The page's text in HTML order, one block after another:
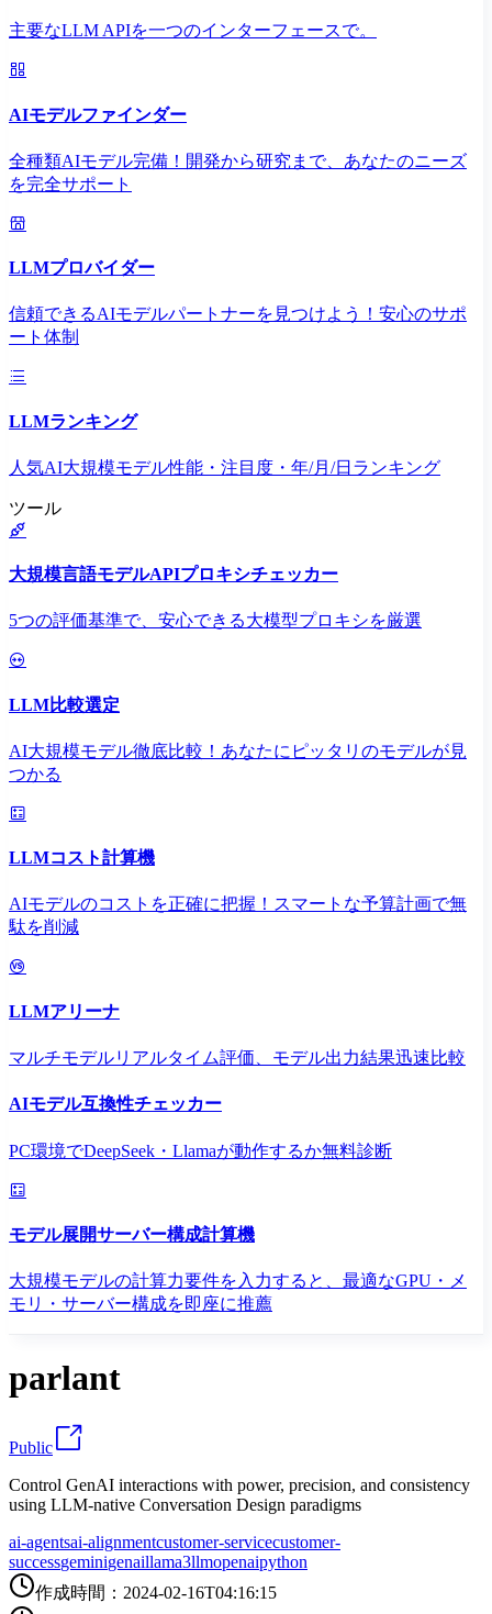
主要なLLM APIを一つのインターフェースで。
AIモデルファインダー
全種類AIモデル完備！開発から研究まで、あなたのニーズ
を完全サポート
LLMプロバイダー
信頼できるAIモデルパートナーを見つけよう！安心のサポ
ート体制
LLMランキング
人気AI大規模モデル性能・注目度・年/月/日ランキング
ツール
大規模言語モデルAPIプロキシチェッカー
5つの評価基準で、安心できる大模型プロキシを厳選
LLM比較選定
AI大規模モデル徹底比較！あなたにピッタリのモデルが見
つかる
LLMコスト計算機
AIモデルのコストを正確に把握！スマートな予算計画で無
駄を削減
LLMアリーナ
マルチモデルリアルタイム評価、モデル出力結果迅速比較
AIモデル互換性チェッカー
PC環境でDeepSeek・Llamaが動作するか無料診断
モデル展開サーバー構成計算機
大規模モデルの計算力要件を入力すると、最適なGPU・メ
モリ・サーバー構成を即座に推薦
parlant
Public
Control GenAI interactions with power, precision, and consistency
using LLM-native Conversation Design paradigms
ai-agentsai-alignmentcustomer-servicecustomer-
successgeminigenaillama3llmopenaipython
作成時間 ： 2024-02-16T04:16:15